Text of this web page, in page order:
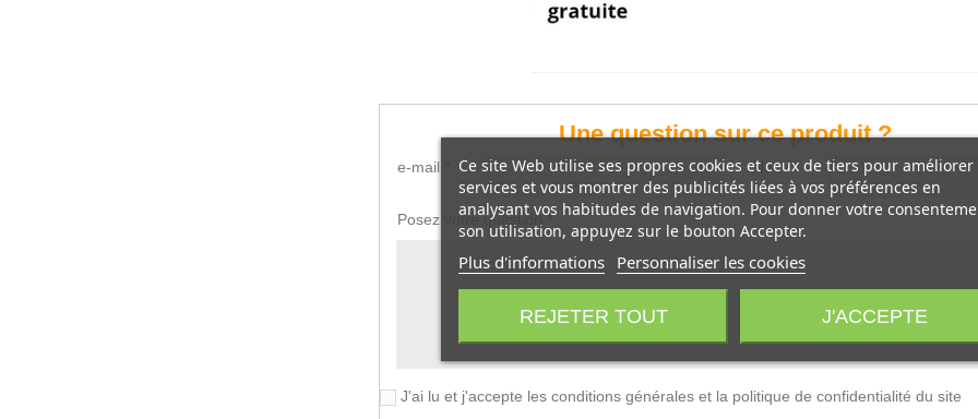
Une question sur ce produit ?
e-mail Nom*
Posez votre question*
J'ai lu et j'accepte les conditions générales et la politique de confidentialité du site
Ce site Web utilise ses propres cookies et ceux de tiers pour améliorer
services et vous montrer des publicités liées à vos préférences en
analysant vos habitudes de navigation. Pour donner votre
son utilisation, appuyez sur le bouton Accepter.
Plus d'informations Personnaliser les cookies
REJETER TOUT J'ACCEPTE